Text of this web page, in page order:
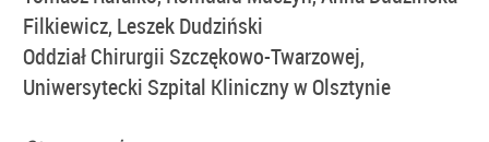
Filkiewicz, Leszek Dudziński
Oddział Chirurgii Szczękowo-Twarzowej,
Uniwersytecki Szpital Kliniczny w Olsztynie